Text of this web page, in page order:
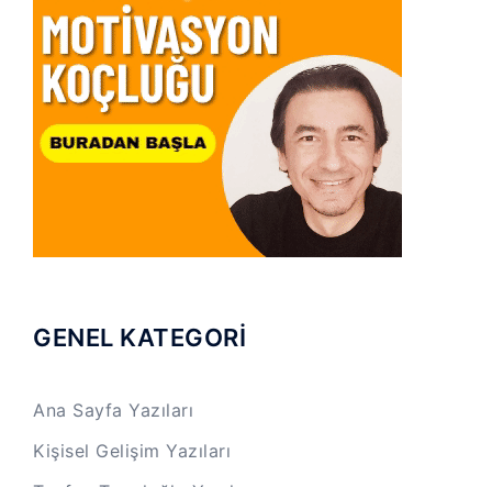
GENEL KATEGORİ
Ana Sayfa Yazıları
Kişisel Gelişim Yazıları